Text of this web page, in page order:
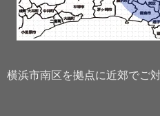
横浜市南区を拠点に近郊でご